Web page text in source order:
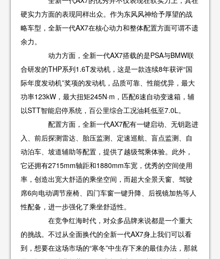
硬实力方面的表现同样出众。作为东风风神给予厚望的战
略车型，全新一代AX7在核心动力和整体配置方面可谓不遗
余力。
动力方面，全新一代AX7搭载的是PSA与BMW联
合研发的THP系列1.6T发动机，这是一款连续8年获评“国
际年度发动机”奖项的发动机，品质可靠、性能优异，最大
功率123kW，最大扭矩245N·m，匹配6速自动变速箱，辅
以STT智能启停系统，百公里综合工况油耗低至7.0L。
配置方面，全新一代AX7配有一键启动、无钥匙进
入、前后探测雷达、胎压监测、定速巡航、盲点监测、自
动泊车、坡道辅助等配置，提供了越级驾乘体验。此外，
它还拥有2715mm轴距和1880mm车宽，优秀的空间使用
率，创造出宽大舒适的乘坐空间，而超大全景天窗、驾驶
席6向电动调节座椅、四门车窗一键升降、后视镜加热等人
性配备，进一步强化了乘坐舒适性。
在竞争红海时代，对众多品牌来说都是一个重大
的挑战。不过从全面换代的全新一代AX7身上我们可以看
到，想要在这场市场的“寒冬”中生存下来的最佳办法，那就